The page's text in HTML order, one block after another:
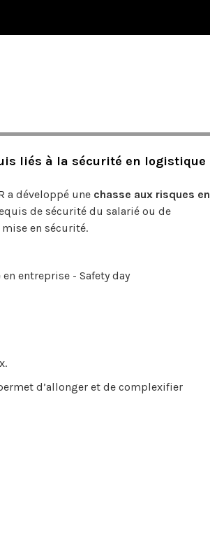
liés à la sécurité en logistique
a développé une chasse aux risques en
de sécurité du salarié ou de
en sécurité.
entreprise - Safety day
d’allonger et de complexifier